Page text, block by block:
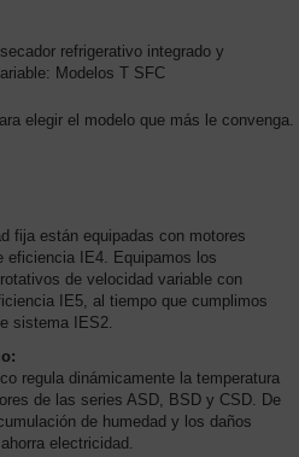
refrigerativo integrado y
Modelos T SFC
elegir el modelo que más le convenga.
fija están equipadas con motores
eficiencia IE4. Equipamos los
de velocidad variable con
IE5, al tiempo que cumplimos
sistema IES2.
regula dinámicamente la temperatura
de las series ASD, BSD y CSD. De
de humedad y los daños
electricidad.